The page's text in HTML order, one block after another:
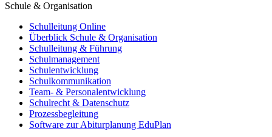
Schule & Organisation
Schulleitung Online
Überblick Schule & Organisation
Schulleitung & Führung
Schulmanagement
Schulentwicklung
Schulkommunikation
Team- & Personalentwicklung
Schulrecht & Datenschutz
Prozessbegleitung
Software zur Abiturplanung EduPlan